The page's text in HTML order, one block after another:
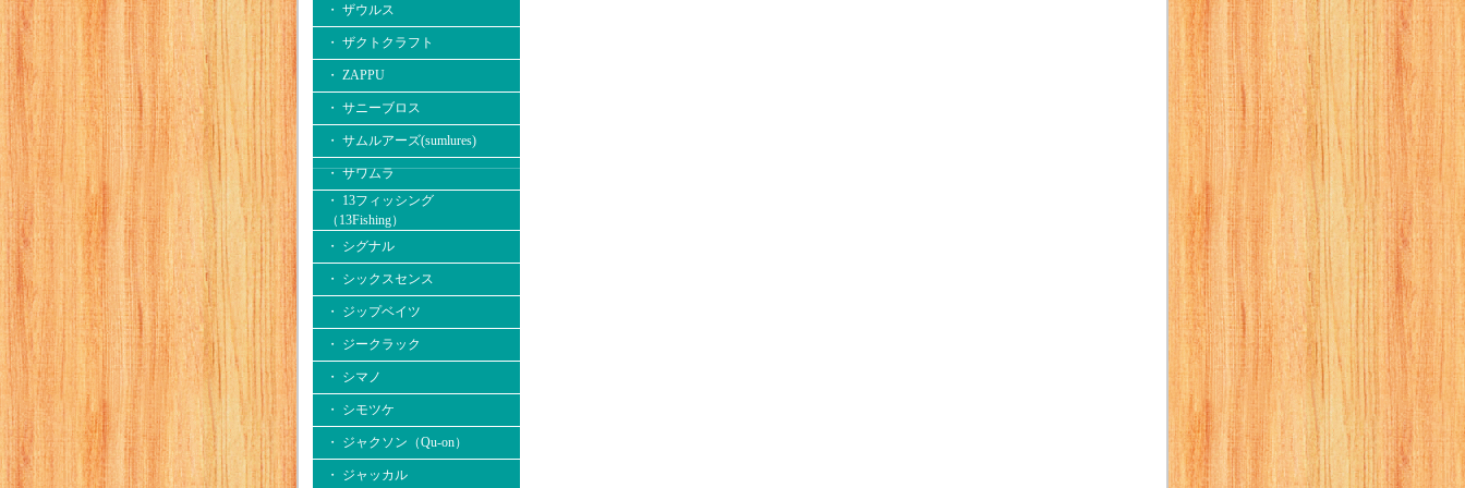
・ ザウルス
・ ザクトクラフト
・ ZAPPU
・ サニーブロス
・ サムルアーズ(sumlures)
・ サワムラ
・ 13フィッシング
（13Fishing）
・ シグナル
・ シックスセンス
・ ジップベイツ
・ ジークラック
・ シマノ
・ シモツケ
・ ジャクソン（Qu-on）
・ ジャッカル